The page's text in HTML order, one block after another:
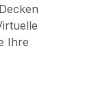
Ihre